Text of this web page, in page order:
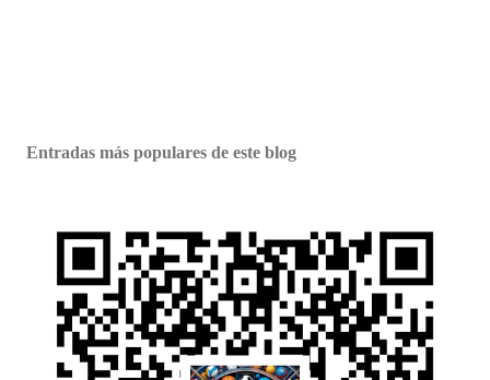
Entradas más populares de este blog